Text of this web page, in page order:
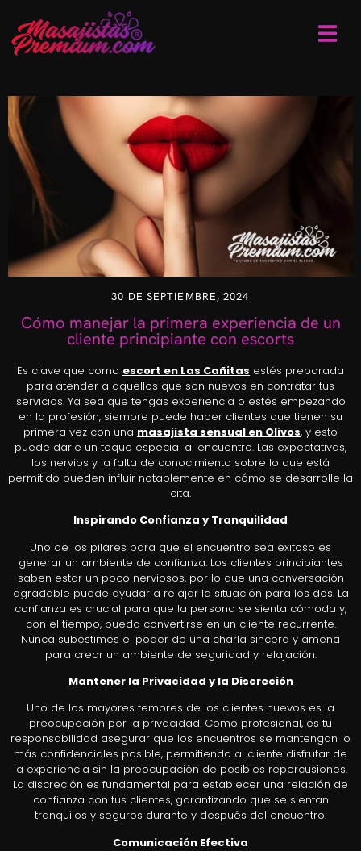
30 DE SEPTIEMBRE, 2024
Cómo manejar la primera experiencia de un
cliente principiante con escorts
Es clave que como escort en Las Cañitas estés preparada
para atender a aquellos que son nuevos en contratar tus
servicios. Ya sea que tengas experiencia o estés empezando
en la profesión, siempre puede haber clientes que tienen su
primera vez con una masajista sensual en Olivos, y esto
puede darle un toque especial al encuentro. Las expectativas,
los nervios y la falta de conocimiento sobre lo que está
permitido pueden influir notablemente en cómo se desarrolle la
cita.
Inspirando Confianza y Tranquilidad
Uno de los pilares para que el encuentro sea exitoso es
generar un ambiente de confianza. Los clientes principiantes
saben estar un poco nerviosos, por lo que una conversación
agradable puede ayudar a relajar la situación para los dos. La
confianza es crucial para que la persona se sienta cómoda y,
con el tiempo, pueda convertirse en un cliente recurrente.
Nunca subestimes el poder de una charla sincera y amena
para crear un ambiente de seguridad y relajación.
Mantener la Privacidad y la Discreción
Uno de los mayores temores de los clientes nuevos es la
preocupación por la privacidad. Como profesional, es tu
responsabilidad asegurar que los encuentros se mantengan lo
más confidenciales posible, permitiendo al cliente disfrutar de
la experiencia sin la preocupación de posibles repercusiones.
La discreción es fundamental para establecer una relación de
confianza con tus clientes, garantizando que se sientan
tranquilos y seguros durante y después del encuentro.
Comunicación Efectiva